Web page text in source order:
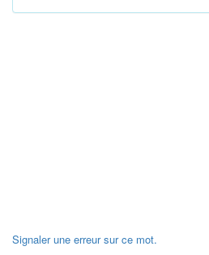
Signaler une erreur sur ce mot.